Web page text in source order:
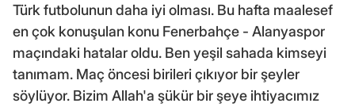
Türk futbolunun daha iyi olması. Bu hafta maalesef
en çok konuşulan konu Fenerbahçe - Alanyaspor
maçındaki hatalar oldu. Ben yeşil sahada kimseyi
tanımam. Maç öncesi birileri çıkıyor bir şeyler
söylüyor. Bizim Allah'a şükür bir şeye ihtiyacımız